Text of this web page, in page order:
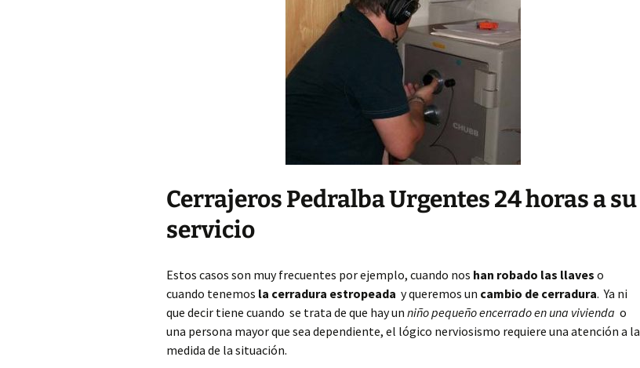
Cerrajeros Pedralba Urgentes 24 horas a su
servicio
Estos casos son muy frecuentes por ejemplo, cuando nos han robado las llaves o
cuando tenemos la cerradura estropeada y queremos un cambio de cerradura. Ya ni
que decir tiene cuando se trata de que hay un niño pequeño encerrado en una vivienda o
una persona mayor que sea dependiente, el lógico nerviosismo requiere una atención a la
medida de la situación.